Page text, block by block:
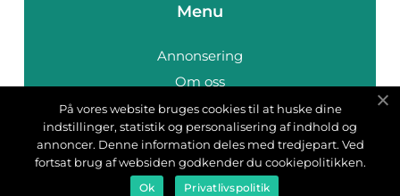
Menu
Annonsering
Om oss
Cookies
Kontakta oss
Sitemap
På vores website bruges cookies til at huske dine
indstillinger, statistik og personalisering af indhold og
annoncer. Denne information deles med tredjepart. Ved
fortsat brug af websiden godkender du cookiepolitikken.
Ok Privatlivspolitik